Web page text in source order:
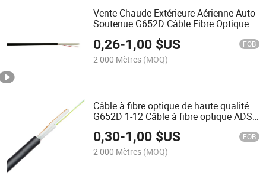
Vente Chaude Extérieure Aérienne Auto-
Soutenue G652D Câble Fibre Optique
0,26-1,00 $US FOB
2 000 Mètres (MOQ)
Câble à fibre optique de haute qualité
G652D 1-12 Câble à fibre optique ADSS
de Core Communications
0,30-1,00 $US FOB
2 000 Mètres (MOQ)